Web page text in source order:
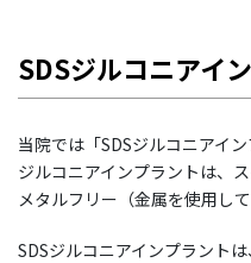
SDSジルコニアイ
当院では「SDSジルコニアイ
ジルコニアインプラントは、
メタルフリー（金属を使用し
SDSジルコニアインプラント